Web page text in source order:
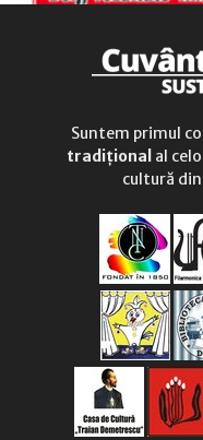
Suntem primul
tradițional al
cultură